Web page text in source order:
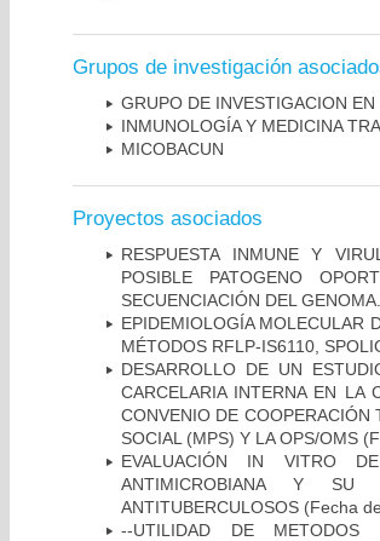
Grupos de investigación
GRUPO DE INVESTIGACION
INMUNOLOGÍA Y MEDICINA
MICOBAC­UN
Proyectos asociados
RESPUESTA INMUNE Y
POSIBLE PATOGENO
SECUENCIACIÓN DEL GENOMA.
EPIDEMIOLOGÍA MOLECULAR
MÉTODOS RFLP-IS6110,
DESARROLLO DE UN
CARCELARIA INTERNA EN LA
CONVENIO DE COOPERACIÓN
SOCIAL (MPS) Y LA OPS/OMS
EVALUACIÓN IN VITRO
ANTIMICROBIANA Y SU
ANTITUBERCULOSOS (Fecha
--UTILIDAD DE